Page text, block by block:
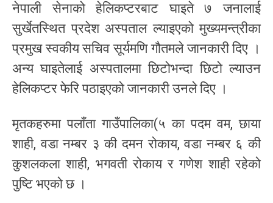
नेपाली सेनाको हेलिकप्टरबाट घाइते ७ जनालाई
सुर्खेतस्थित प्रदेश अस्पताल ल्याइएको मुख्यमन्त्रीका
प्रमुख स्वकीय सचिव सूर्यमणि गौतमले जानकारी दिए ।
अन्य घाइतेलाई अस्पतालमा छिटोभन्दा छिटो ल्याउन
हेलिकप्टर फेरि पठाइएको जानकारी उनले दिए ।
मृतकहरुमा पलाँता गाउँपालिका(५ का पदम वम, छाया
शाही, वडा नम्बर ३ की दमन रोकाय, वडा नम्बर ६ की
कुशलकला शाही, भगवती रोकाय र गणेश शाही रहेको
पुष्टि भएको छ ।